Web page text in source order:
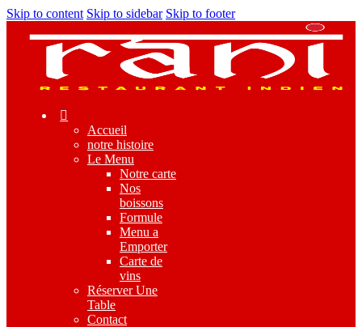
Skip to content Skip to sidebar Skip to footer
Accueil
notre histoire
Le Menu
Notre carte
Nos
boissons
Formule
Menu a
Emporter
Carte de
vins
Réserver Une
Table
Contact